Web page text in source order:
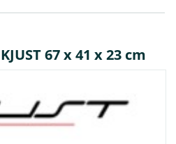
67 x 41 x 23 cm